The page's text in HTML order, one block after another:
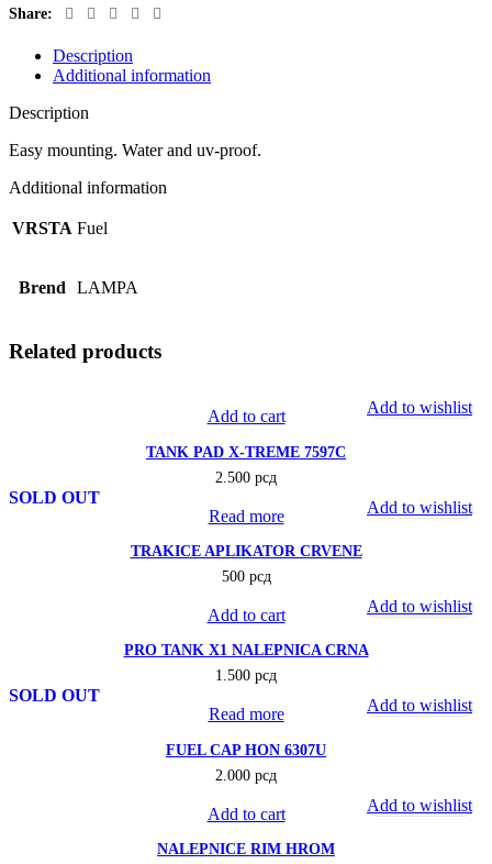
Share:
Description
Additional information
Description
Easy mounting. Water and uv-proof.
Additional information
VRSTA Fuel
Brend LAMPA
Related products
Add to wishlist
Add to cart
TANK PAD X-TREME 7597C
2.500 рсд
SOLD OUT
Add to wishlist
Read more
TRAKICE APLIKATOR CRVENE
500 рсд
Add to wishlist
Add to cart
PRO TANK X1 NALEPNICA CRNA
1.500 рсд
SOLD OUT
Add to wishlist
Read more
FUEL CAP HON 6307U
2.000 рсд
Add to wishlist
Add to cart
NALEPNICE RIM HROM